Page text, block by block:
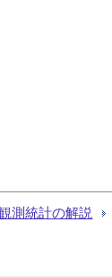
測統計の解説